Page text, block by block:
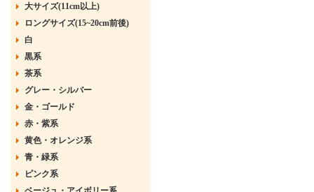
大サイズ(11cm以上)
ロングサイズ(15~20cm前後)
白
黒系
茶系
グレー・シルバー
金・ゴールド
赤・紫系
黄色・オレンジ系
青・緑系
ピンク系